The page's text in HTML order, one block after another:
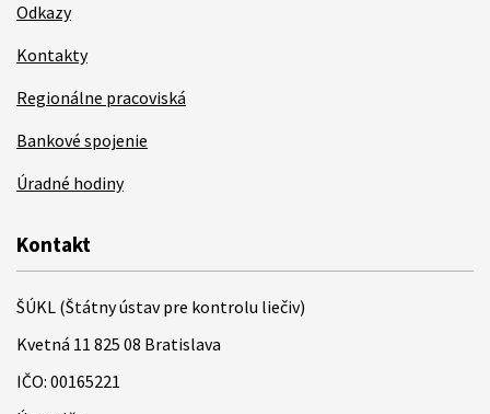
Odkazy
Kontakty
Regionálne pracoviská
Bankové spojenie
Úradné hodiny
Kontakt
ŠÚKL (Štátny ústav pre kontrolu liečiv)
Kvetná 11 825 08 Bratislava
IČO: 00165221